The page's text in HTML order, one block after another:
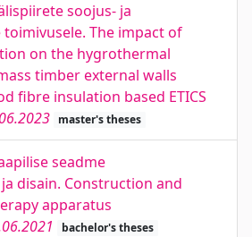
soojus- ja
The impact of
on the hygrothermal
timber external walls
fibre insulation based ETICS
master's theses
seadme
disain. Construction and
apparatus
bachelor's theses